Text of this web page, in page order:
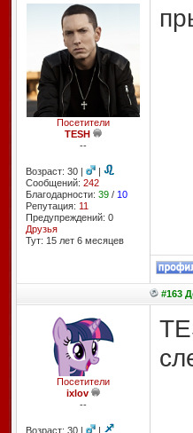
Посетители
TESH
--
Возраст: 30 |
|
Сообщений: 242
Благодарности: 39/ 10
Репутация: 11
Предупреждений: 0
Друзья
Тут: 15 лет 6 месяцев
#163
Посетители
ixlov
--
Возраст: 30 |
|